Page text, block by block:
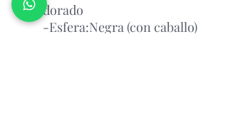
dorado
-Esfera:Negra (con caballo)